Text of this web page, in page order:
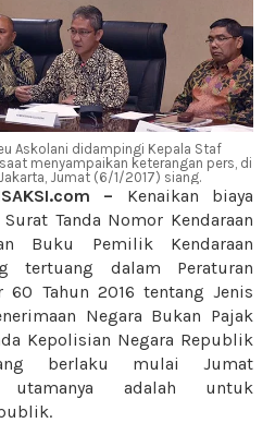
Askolani didampingi Kepala Staf
menyampaikan keterangan pers, di
Jumat (6/1/2017) siang.
– Kenaikan biaya
Tanda Nomor Kendaraan
Buku Pemilik Kendaraan
tertuang dalam Peraturan
60 Tahun 2016 tentang Jenis
Negara Bukan Pajak
Kepolisian Negara Republik
berlaku mulai Jumat
adalah untuk